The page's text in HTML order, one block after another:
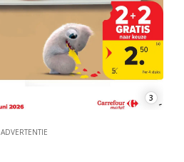
3
ADVERTENTIE